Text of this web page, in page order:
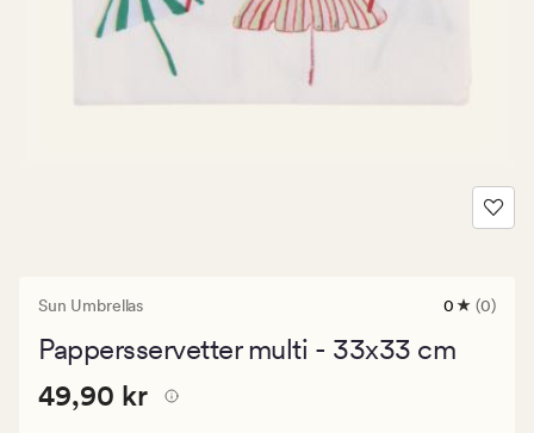
Sun Umbrellas
0
med
0 (0)
Pappersservetter multi - 33x33 cm
Pris
49,90
Pris 49,90 kr
49,90 kr